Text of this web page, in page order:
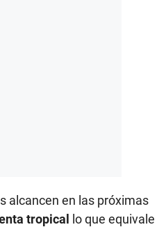
alcancen en las próximas
tropical lo que equivale